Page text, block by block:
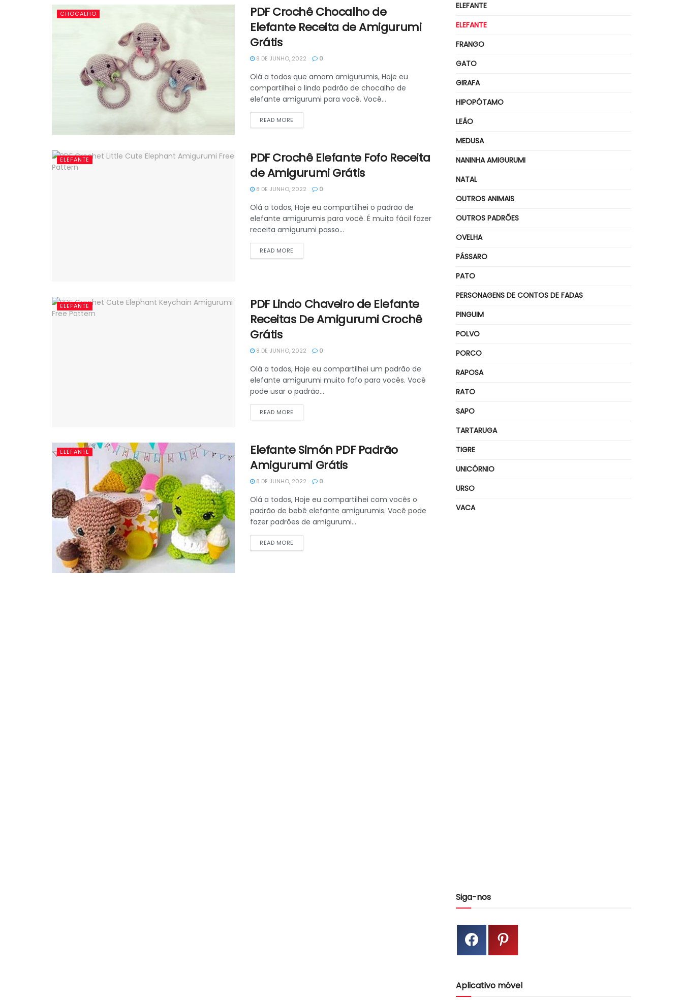
CHOCALHO
PDF Crochê Chocalho de
Elefante Receita de Amigurumi
Grátis
8 DE JUNHO, 2022 0
Olá a todos que amam amigurumis, Hoje eu
compartilhei o lindo padrão de chocalho de
elefante amigurumi para você. Você...
READ MORE
ELEFANTE
PDF Crochê Elefante Fofo Receita
de Amigurumi Grátis
8 DE JUNHO, 2022 0
Olá a todos, Hoje eu compartilhei o padrão de
elefante amigurumis para você. É muito fácil fazer
receita amigurumi passo...
READ MORE
ELEFANTE
PDF Lindo Chaveiro de Elefante
Receitas De Amigurumi Crochê
Grátis
8 DE JUNHO, 2022 0
Olá a todos, Hoje eu compartilhei um padrão de
elefante amigurumi muito fofo para vocês. Você
pode usar o padrão...
READ MORE
ELEFANTE
Elefante Simón PDF Padrão
Amigurumi Grátis
8 DE JUNHO, 2022 0
Olá a todos, Hoje eu compartilhei com vocês o
padrão de bebê elefante amigurumis. Você pode
fazer padrões de amigurumi...
READ MORE
ELEFANTE
ELEFANTE
FRANGO
GATO
GIRAFA
HIPOPÓTAMO
LEÃO
MEDUSA
NANINHA AMIGURUMI
NATAL
OUTROS ANIMAIS
OUTROS PADRÕES
OVELHA
PÁSSARO
PATO
PERSONAGENS DE CONTOS DE FADAS
PINGUIM
POLVO
PORCO
RAPOSA
RATO
SAPO
TARTARUGA
TIGRE
UNICÓRNIO
URSO
VACA
Siga-nos
Aplicativo móvel